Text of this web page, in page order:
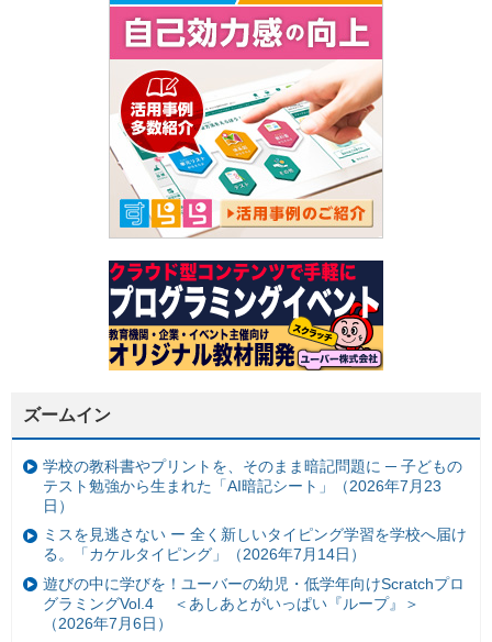
ズームイン
学校の教科書やプリントを、そのまま暗記問題に ─ 子どもの
テスト勉強から生まれた「AI暗記シート」（2026年7月23
日）
ミスを見逃さない ー 全く新しいタイピング学習を学校へ届け
る。「カケルタイピング」（2026年7月14日）
遊びの中に学びを！ユーバーの幼児・低学年向けScratchプロ
グラミングVol.4 ＜あしあとがいっぱい『ループ』＞
（2026年7月6日）